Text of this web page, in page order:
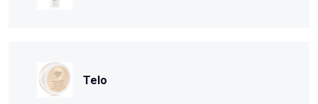
Telo